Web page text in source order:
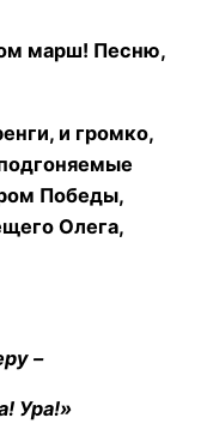
марш! Песню,
и громко,
Победы,
Олега,
–
Ура!»